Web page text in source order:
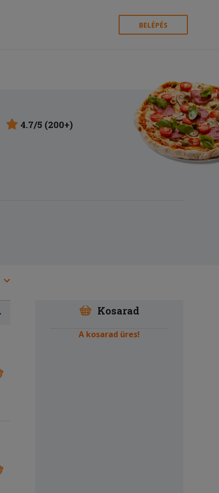
BELÉPÉS
4.7/5 (200+)
Kosarad
A kosarad üres!